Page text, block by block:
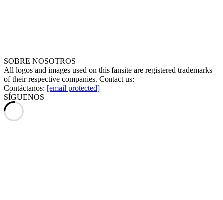
SOBRE NOSOTROS
All logos and images used on this fansite are registered trademarks
of their respective companies. Contact us:
Contáctanos: [email protected]
SÍGUENOS